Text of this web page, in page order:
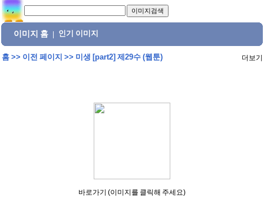
이미지 홈 인기 이미지
홈>> 이전 페이지 >> 미생 [part2] 제29수 (웹툰) 더보기
바로가기 (이미지를 클릭해 주세요)